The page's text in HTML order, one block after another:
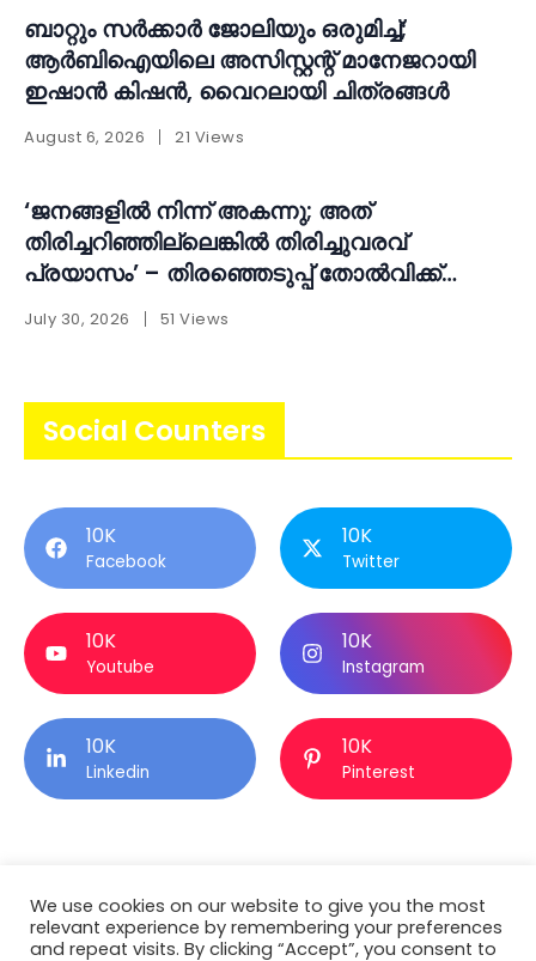
ബാറ്റും സർക്കാർ ജോലിയും ഒരുമിച്ച്;
ആർബിഐയിലെ അസിസ്റ്റന്റ് മാനേജറായി
ഇഷാൻ കിഷൻ, വൈറലായി ചിത്രങ്ങൾ
August 6, 2026 21 Views
‘ജനങ്ങളിൽ നിന്ന് അകന്നു; അത്
തിരിച്ചറിഞ്ഞില്ലെങ്കിൽ തിരിച്ചുവരവ്
പ്രയാസം’ – തിരഞ്ഞെടുപ്പ് തോൽവിക്ക്
പിന്നാലെ ആത്മപരിശോധനയുമായി എ.എൻ.
ഷംസീർ
July 30, 2026 51 Views
Social Counters
10K
Facebook
10K
Twitter
10K
Youtube
10K
Instagram
10K
Linkedin
10K
Pinterest
Tags
We use cookies on our website to give you the most
relevant experience by remembering your preferences
and repeat visits. By clicking “Accept”, you consent to